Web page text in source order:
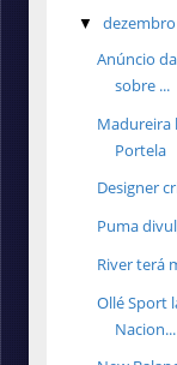
▼ dezembro
Anúncio
sobre ...
Madureira
Portela
Designer
Puma
River terá
Ollé Sport
Nacion...